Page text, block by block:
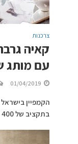
צרכנות
קאיה
עם מותג
01/04/2019
הקמפיין
בתקציב של 400 אלף שח